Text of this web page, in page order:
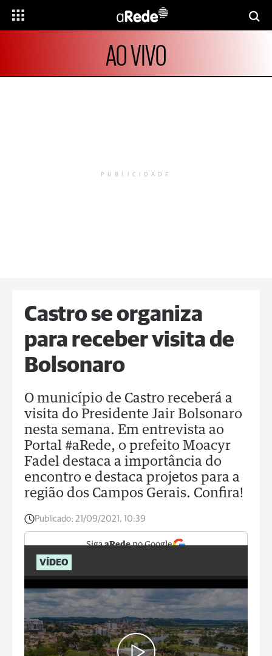
AO VIVO
PUBLICIDADE
Castro se organiza
para receber visita de
Bolsonaro
O município de Castro receberá a
visita do Presidente Jair Bolsonaro
nesta semana. Em entrevista ao
Portal #aRede, o prefeito Moacyr
Fadel destaca a importância do
encontro e destaca projetos para a
região dos Campos Gerais. Confira!
Publicado: 21/09/2021, 10:39
SigaaRedeno Google
VÍDEO